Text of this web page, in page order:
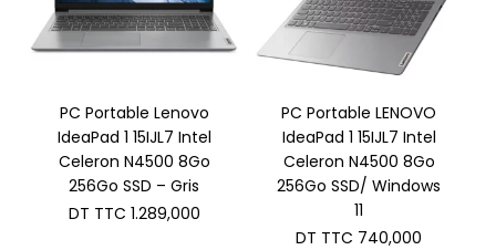
PC Portable Lenovo
IdeaPad 1 15IJL7 Intel
Celeron N4500 8Go
256Go SSD – Gris
DT TTC 1.289,000
PC Portable LENOVO
IdeaPad 1 15IJL7 Intel
Celeron N4500 8Go
256Go SSD/ Windows
11
DT TTC 740,000